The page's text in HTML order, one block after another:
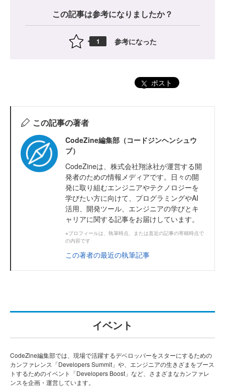
この記事は参考になりましたか？
1 参考になった
ポスト
この記事の著者
CodeZine編集部（コードジンヘンシュウ
ブ）
CodeZineは、株式会社翔泳社が運営する開
発者のための情報メディアです。日々の開
発に取り組むエンジニアやテクノロジーを
学びたい方に向けて、プログラミングやAI
活用、開発ツール、エンジニアの学びとキ
ャリアに関する記事をお届けしています。
※プロフィールは、執筆時点、または直近の記事の寄稿時点で
の内容です
この著者の最近の執筆記事
イベント
CodeZine編集部では、現場で活躍するデベロッパーをスターにするための
カンファレンス「Developers Summit」や、エンジニアの生きざまをブース
トするためのイベント「Developers Boost」など、さまざまなカンファレ
ンスを企画・運営しています。